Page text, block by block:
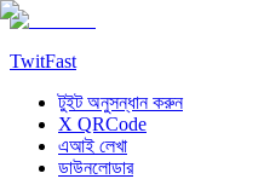
TwitFast
টুইট অনুসন্ধান করুন
X QRCode
এআই লেখা
ডাউনলোডার